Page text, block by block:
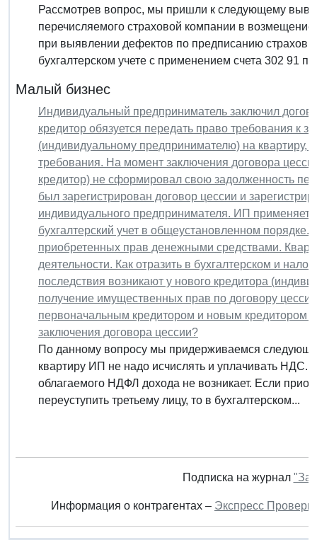
Рассмотрев вопрос, мы пришли к следующему
перечисляемого страховой компании в
при выявлении дефектов по предписанию
бухгалтерском учете с применением счета 302 91
Малый бизнес
Индивидуальный предприниматель заключил
кредитор обязуется передать право требования к
(индивидуальному предпринимателю) на квартиру,
требования. На момент заключения договора
кредитор) не сформировал свою задолженность
был зарегистрирован договор цессии и
индивидуального предпринимателя. ИП применяет
бухгалтерский учет в общеустановленном
приобретенных прав денежными средствами.
деятельности. Как отразить в бухгалтерском и
последствия возникают у нового кредитора
получение имущественных прав по договору
первоначальным кредитором и новым кредитором
заключения договора цессии?
По данному вопросу мы придерживаемся
квартиру ИП не надо исчислять и уплачивать НДС.
облагаемого НДФЛ дохода не возникает. Если
переуступить третьему лицу, то в бухгалтерском...
Подписка на журнал
Информация о контрагентах – Экспресс